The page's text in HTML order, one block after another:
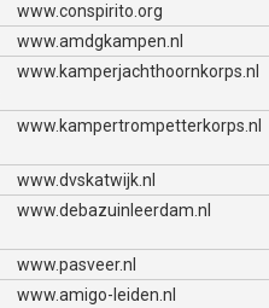
www.conspirito.org
www.amdgkampen.nl
www.kamperjachthoornkorps.nl
www.kampertrompetterkorps.nl
www.dvskatwijk.nl
www.debazuinleerdam.nl
www.pasveer.nl
www.amigo-leiden.nl